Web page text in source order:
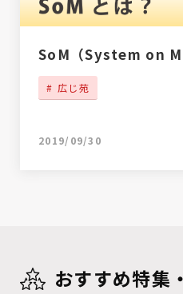
SoM（System on
広じ苑
2019/09/30
おすすめ特集